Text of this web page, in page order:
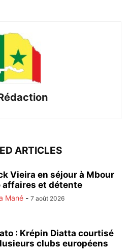
ARTICLES
Vieira en séjour à Mbour
affaires et détente
Mané - 7 août 2026
: Krépin Diatta courtisé
clubs européens